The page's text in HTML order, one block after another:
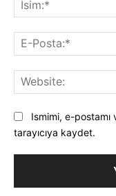
Ismimi, e-
tarayıcıya kaydet.